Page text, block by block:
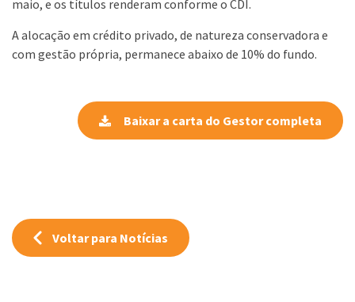
maio, e os títulos renderam conforme o CDI.
A alocação em crédito privado, de natureza conservadora e
com gestão própria, permanece abaixo de 10% do fundo.
Baixar a carta do Gestor completa
Voltar para Notícias